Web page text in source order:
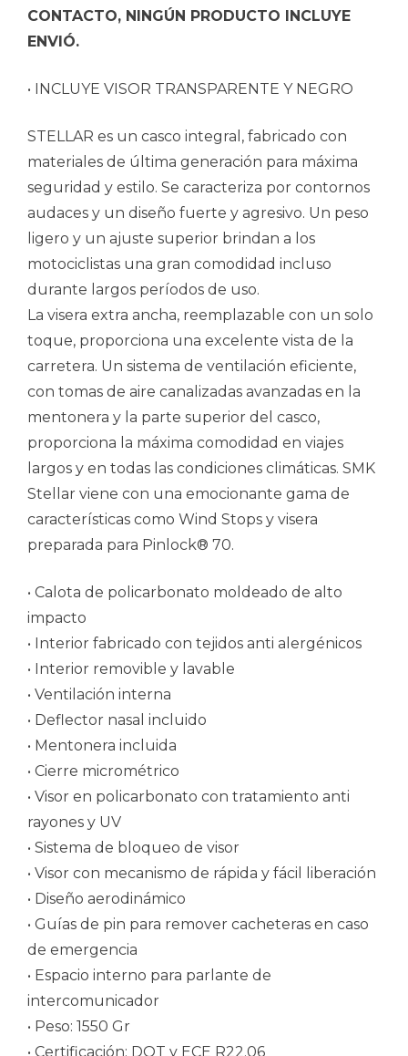
CONTACTO, NINGÚN PRODUCTO INCLUYE
ENVIÓ.
• INCLUYE VISOR TRANSPARENTE Y NEGRO
STELLAR es un casco integral, fabricado con
materiales de última generación para máxima
seguridad y estilo. Se caracteriza por contornos
audaces y un diseño fuerte y agresivo. Un peso
ligero y un ajuste superior brindan a los
motociclistas una gran comodidad incluso
durante largos períodos de uso.
La visera extra ancha, reemplazable con un solo
toque, proporciona una excelente vista de la
carretera. Un sistema de ventilación eficiente,
con tomas de aire canalizadas avanzadas en la
mentonera y la parte superior del casco,
proporciona la máxima comodidad en viajes
largos y en todas las condiciones climáticas. SMK
Stellar viene con una emocionante gama de
características como Wind Stops y visera
preparada para Pinlock® 70.
• Calota de policarbonato moldeado de alto
impacto
• Interior fabricado con tejidos anti alergénicos
• Interior removible y lavable
• Ventilación interna
• Deflector nasal incluido
• Mentonera incluida
• Cierre micrométrico
• Visor en policarbonato con tratamiento anti
rayones y UV
• Sistema de bloqueo de visor
• Visor con mecanismo de rápida y fácil liberación
• Diseño aerodinámico
• Guías de pin para remover cacheteras en caso
de emergencia
• Espacio interno para parlante de
intercomunicador
• Peso: 1550 Gr
• Certificación: DOT y ECE R22.06